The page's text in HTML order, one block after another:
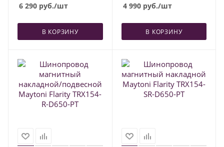
6 290 руб./шт
В КОРЗИНУ
4 990руб./шт
В КОРЗИНУ